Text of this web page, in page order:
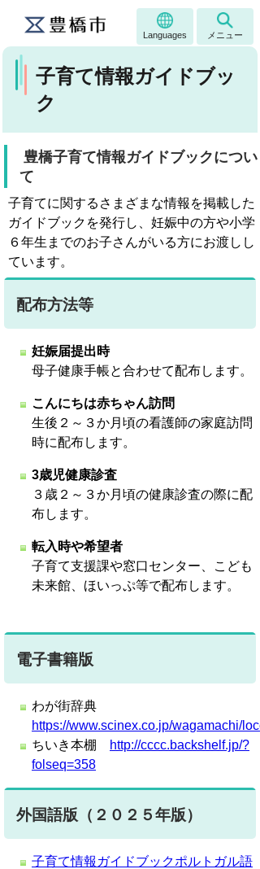
Languages メニュー
子育て情報ガイドブッ
ク
豊橋子育て情報ガイドブックについ
て
子育てに関するさまざまな情報を掲載した
ガイドブックを発行し、妊娠中の方や小学
６年生までのお子さんがいる方にお渡しし
ています。
配布方法等
妊娠届提出時
母子健康手帳と合わせて配布します。
こんにちは赤ちゃん訪問
生後２～３か月頃の看護師の家庭訪問
時に配布します。
3歳児健康診査
３歳２～３か月頃の健康診査の際に配
布します。
転入時や希望者
子育て支援課や窓口センター、こども
未来館、ほいっぷ等で配布します。
電子書籍版
わが街辞典
https://www.scinex.co.jp/wagamachi/
ちいき本棚
http://cccc.backshelf.jp/?
folseq=358
外国語版（２０２５年版）
子育て情報ガイドブックポルトガル語